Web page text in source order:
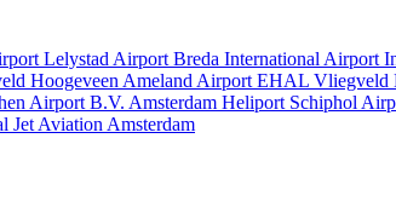
Lelystad Airport Breda International Airport
Hoogeveen Ameland Airport EHAL Vliegveld
Airport B.V. Amsterdam Heliport Schiphol
Jet Aviation Amsterdam